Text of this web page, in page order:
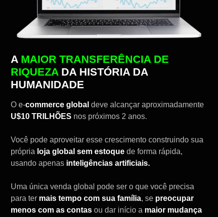
A MAIOR TRANSFERÊNCIA DE
RIQUEZADA HISTÓRIA DA
HUMANIDADE
O e-commerce global deve alcançar aproximadamente
U$10 TRILHÕES nos próximos 2 anos.
Você pode aproveitar esse crescimento construindo sua
própria loja global sem estoque de forma rápida,
usando apenas inteligências artificiais.
Uma única venda global pode ser o que você precisa
para ter mais tempo com sua família, se preocupar
menos com as contas ou dar início a maior mudança